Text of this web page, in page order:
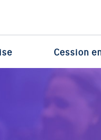
Cession